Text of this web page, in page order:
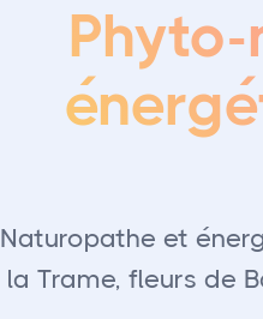
Naturopathe et
la Trame, fleurs de